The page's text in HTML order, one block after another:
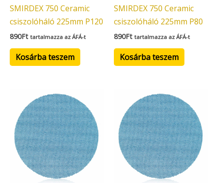
SMIRDEX 750 Ceramic
csiszolóháló 225mm P120
890Ft tartalmazza az ÁFÁ-t
Kosárba teszem
SMIRDEX 750 Ceramic
csiszolóháló 225mm P80
890Ft tartalmazza az ÁFÁ-t
Kosárba teszem